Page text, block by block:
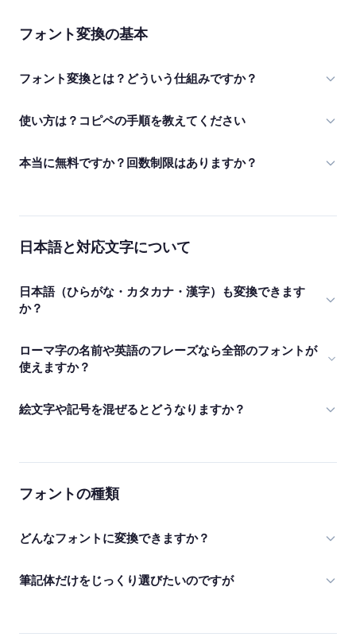
フォント変換の基本
フォント変換とは？どういう仕組みですか？
使い方は？コピペの手順を教えてください
本当に無料ですか？回数制限はありますか？
日本語と対応文字について
日本語（ひらがな・カタカナ・漢字）も変換できます
か？
ローマ字の名前や英語のフレーズなら全部のフォントが
使えますか？
絵文字や記号を混ぜるとどうなりますか？
フォントの種類
どんなフォントに変換できますか？
筆記体だけをじっくり選びたいのですが